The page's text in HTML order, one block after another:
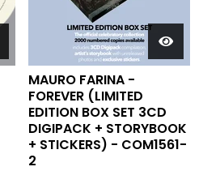
MAURO FARINA -
FOREVER (LIMITED
EDITION BOX SET 3CD
DIGIPACK + STORYBOOK
+ STICKERS) - COM1561-
2